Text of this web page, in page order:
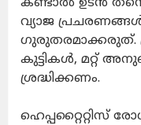
വ്യാജ
ഗുരുതരമാക്കരുത്.
കുട്ടികള്‍, മറ്റ്
ശ്രദ്ധിക്കണം.
ഹെപ്പറ്റൈറ്റിസ്